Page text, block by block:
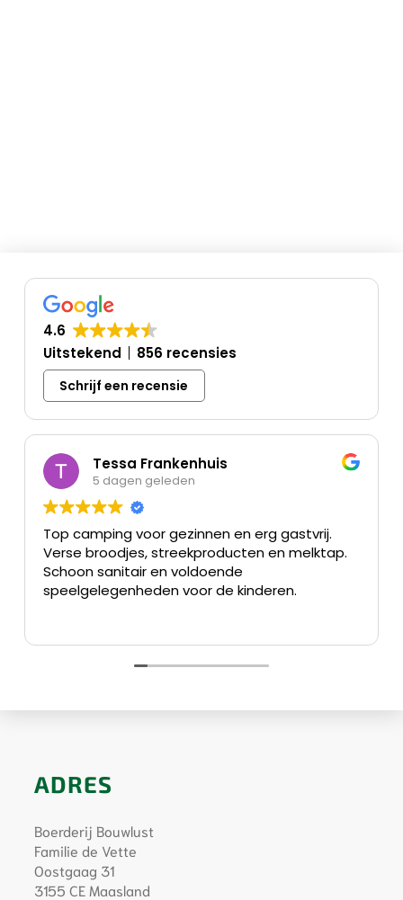
4.6
Uitstekend
856 recensies
Schrijf een recensie
Tessa Frankenhuis
5 dagen geleden
Top camping voor gezinnen en erg gastvrij.
Verse broodjes, streekproducten en melktap.
Schoon sanitair en voldoende
speelgelegenheden voor de kinderen.
ADRES
Boerderij Bouwlust
Familie de Vette
Oostgaag 31
3155 CE Maasland